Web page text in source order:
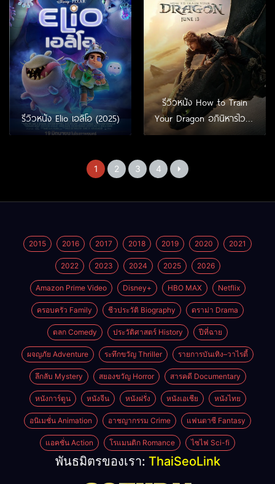
รีวิวหนัง Elio เอลิโอ (2025)
รีวิวหนัง How to Train
Your Dragon อภินิหารไวกิ้ง
พิชิตมังกร (2025)
1 2 3 4
2015 2016 2017 2018 2019 2020 2021
2022 2023 2024 2025 2026
Amazon Prime Video Disney+ HBO MAX Netflix
ครอบครัว Family ชีวประวัติ Biography ดราม่า Drama
ตลก Comedy ประวัติศาสตร์ History ปีที่ฉาย
ผจญภัย Adventure ระทึกขวัญ Thriller รายการบันเทิง–วาไรตี้
ลึกลับ Mystery สยองขวัญ Horror สารคดี Documentary
หนังการ์ตูน หนังจีน หนังฝรั่ง หนังเอเชีย หนังไทย
อนิเมชั่น Animation อาชญากรรม Crime แฟนตาซี Fantasy
แอคชั่น Action โรแมนติก Romance ไซไฟ Sci-fi
พันธมิตรของเรา: ThaiSeoLink